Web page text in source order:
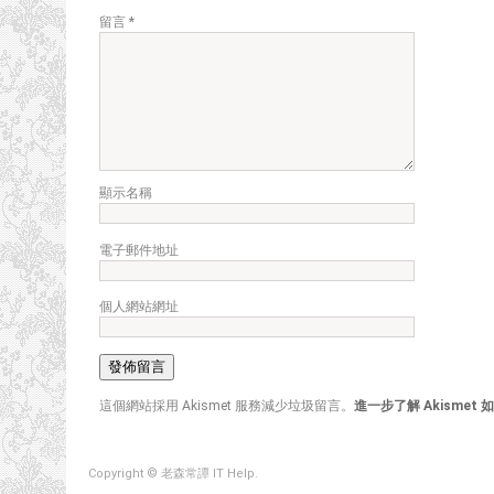
留言 *
顯示名稱
電子郵件地址
個人網站網址
這個網站採用 Akismet 服務減少垃圾留言。 進一步了解 Akismet
Copyright © 老森常譚 IT Help.